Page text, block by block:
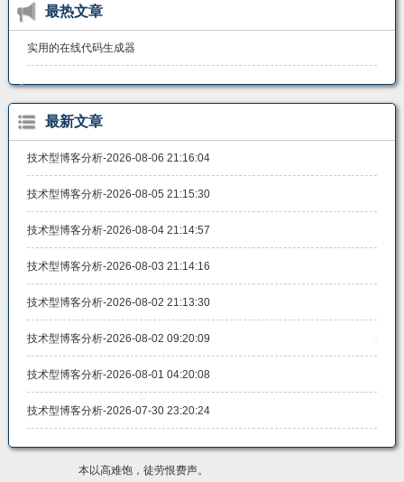
最热文章
实用的在线代码生成器
最新文章
技术型博客分析-2026-08-06 21:16:04
技术型博客分析-2026-08-05 21:15:30
技术型博客分析-2026-08-04 21:14:57
技术型博客分析-2026-08-03 21:14:16
技术型博客分析-2026-08-02 21:13:30
技术型博客分析-2026-08-02 09:20:09
技术型博客分析-2026-08-01 04:20:08
技术型博客分析-2026-07-30 23:20:24
本以高难饱，徒劳恨费声。